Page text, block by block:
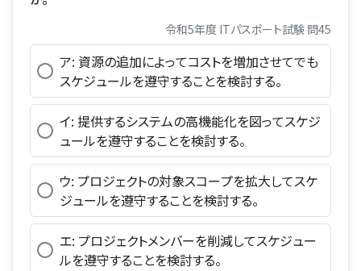
令和5年度 ITパスポート試験 問45
ア: 資源の追加によってコストを増加させてでも
スケジュールを遵守することを検討する。
イ: 提供するシステムの高機能化を図ってスケジ
ュールを遵守することを検討する。
ウ: プロジェクトの対象スコープを拡大してスケ
ジュールを遵守することを検討する。
エ: プロジェクトメンバーを削減してスケジュー
ルを遵守することを検討する。